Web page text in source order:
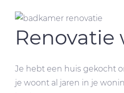
Renovatie
Je hebt een huis gekocht
je woont al jaren in je